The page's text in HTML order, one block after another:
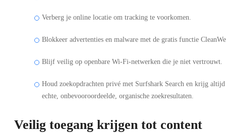
Verberg je online locatie om tracking te voorkomen.
Blokkeer advertenties en malware met de gratis functie
Blijf veilig op openbare Wi-Fi-netwerken die je niet vertrouwt.
Houd zoekopdrachten privé met Surfshark Search en krijg altijd
echte, onbevooroordeelde, organische zoekresultaten.
Veilig toegang krijgen tot content